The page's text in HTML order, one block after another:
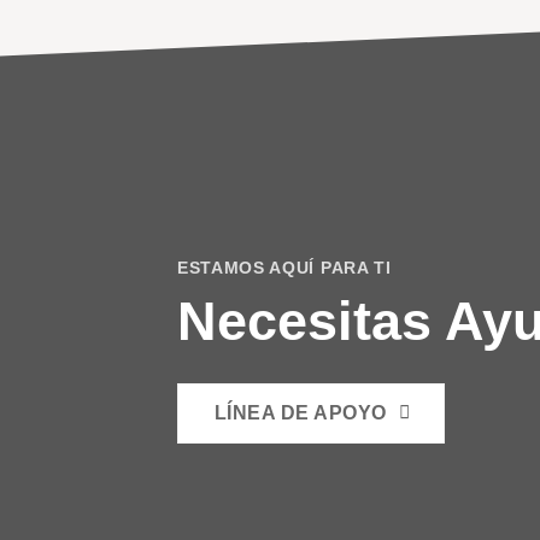
ESTAMOS AQUÍ PARA TI
Necesitas
LÍNEA DE APOYO